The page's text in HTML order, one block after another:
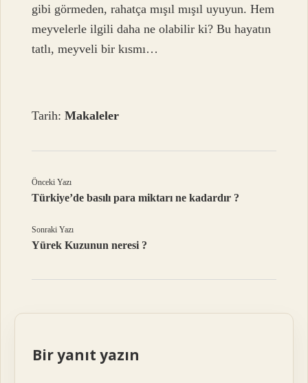
gibi görmeden, rahatça mışıl mışıl uyuyun. Hem
meyvelerle ilgili daha ne olabilir ki? Bu hayatın
tatlı, meyveli bir kısmı…
Tarih:Makaleler
Önceki Yazı
Türkiye’de basılı para miktarı ne kadardır ?
Sonraki Yazı
Yürek Kuzunun neresi ?
Bir yanıt yazın